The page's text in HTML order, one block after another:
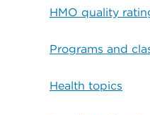
HMO quality
Programs and
Health topics